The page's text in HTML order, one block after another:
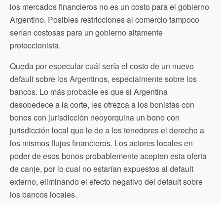
los mercados financieros no es un costo para el gobierno
Argentino. Posibles restricciones al comercio tampoco
serían costosas para un gobierno altamente
proteccionista.
Queda por especular cuál sería el costo de un nuevo
default sobre los Argentinos, especialmente sobre los
bancos. Lo más probable es que si Argentina
desobedece a la corte, les ofrezca a los bonistas con
bonos con jurisdicción neoyorquina un bono con
jurisdicción local que le de a los tenedores el derecho a
los mismos flujos financieros. Los actores locales en
poder de esos bonos probablemente acepten esta oferta
de canje, por lo cual no estarían expuestos al default
externo, eliminando el efecto negativo del default sobre
los bancos locales.